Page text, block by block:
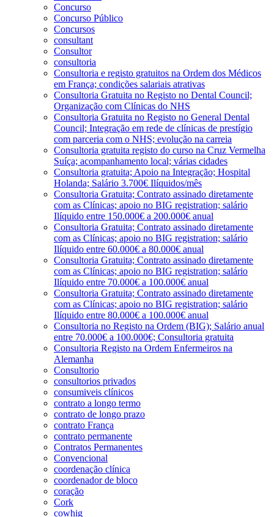
Concurso
Concurso Público
Concursos
consultant
Consultor
consultoria
Consultoria e registo gratuitos na Ordem dos Médicos
em França; condições salariais atrativas
Consultoria Gratuita no Registo no Dental Council;
Organização com Clínicas do NHS
Consultoria Gratuita no Registo no General Dental
Council; Integração em rede de clínicas de prestígio
com parceria com o NHS; evolução na carreia
Consultoria gratuita registo do curso na Cruz Vermelha
Suíça; acompanhamento local; várias cidades
Consultoria gratuita; Apoio na Integração; Hospital
Holanda; Salário 3.700€ Ilíquidos/mês
Consultoria Gratuita; Contrato assinado diretamente
com as Clínicas; apoio no BIG registration; salário
Ilíquido entre 150.000€ a 200.000€ anual
Consultoria Gratuita; Contrato assinado diretamente
com as Clínicas; apoio no BIG registration; salário
Ilíquido entre 60.000€ a 80.000€ anual
Consultoria Gratuita; Contrato assinado diretamente
com as Clínicas; apoio no BIG registration; salário
Ilíquido entre 70.000€ a 100.000€ anual
Consultoria Gratuita; Contrato assinado diretamente
com as Clínicas; apoio no BIG registration; salário
Ilíquido entre 80.000€ a 100.000€ anual
Consultoria no Registo na Ordem (BIG); Salário anual
entre 70.000€ a 100.000€; Consultoria gratuita
Consultoria Registo na Ordem Enfermeiros na
Alemanha
Consultorio
consultorios privados
consumiveis clínicos
contrato a longo termo
contrato de longo prazo
contrato França
contrato permanente
Contratos Permanentes
Convencional
coordenação clínica
coordenador de bloco
coração
Cork
cowhig